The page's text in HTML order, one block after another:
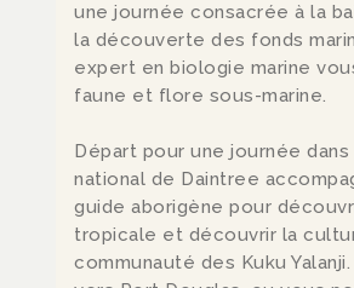
une journée consacrée à la
la découverte des fonds
expert en biologie marine
faune et flore sous-marine.
Départ pour une journée
national de Daintree
guide aborigène pour
tropicale et découvrir la
communauté des Kuku